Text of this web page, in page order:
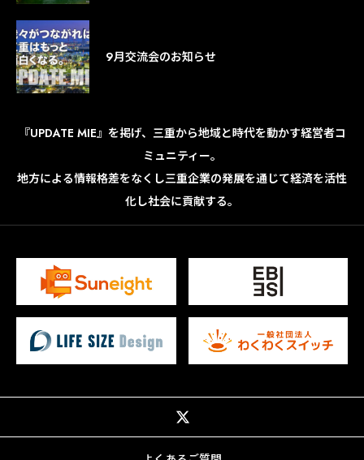
9月交流会のお知らせ
『UPDATE MIE』を掲げ、三重から地域と時代を動かす経営者コ
ミュニティー。
地方による情報格差をなくし三重企業の発展を通じて経済を活性
化し社会に貢献する。